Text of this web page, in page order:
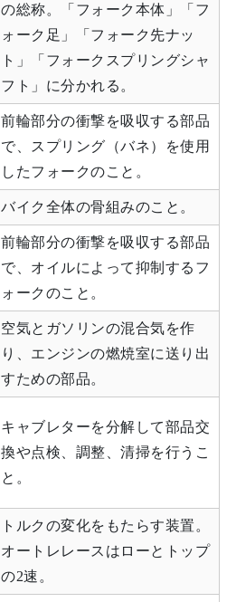
の総称。「フォーク本体」「フ
ォーク足」「フォーク先ナッ
ト」「フォークスプリングシャ
フト」に分かれる。
前輪部分の衝撃を吸収する部品
で、スプリング（バネ）を使用
したフォークのこと。
バイク全体の骨組みのこと。
前輪部分の衝撃を吸収する部品
で、オイルによって抑制するフ
ォークのこと。
空気とガソリンの混合気を作
り、エンジンの燃焼室に送り出
すための部品。
キャブレターを分解して部品交
換や点検、調整、清掃を行うこ
と。
トルクの変化をもたらす装置。
オートレレースはローとトップ
の2速。